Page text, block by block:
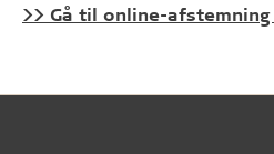
>> Gå til online-afstemning